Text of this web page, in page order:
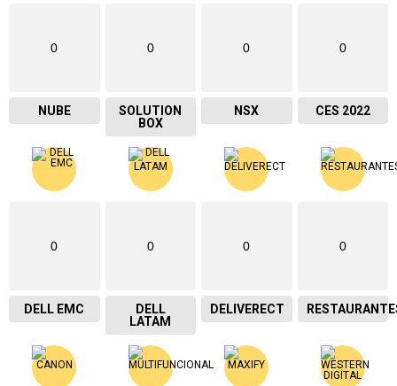
0
NUBE
0
SOLUTION
BOX
0
NSX
0
CES 2022
0
DELL EMC
0
DELL
LATAM
0
DELIVERECT
0